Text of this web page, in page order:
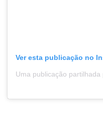
Ver esta publicação no